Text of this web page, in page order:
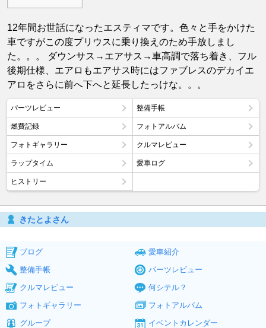
12年間お世話になったエスティマです。色々と手をかけた
車ですがこの度プリウスに乗り換えのため手放しまし
た。。。 ダウンサス→エアサス→車高調で落ち着き、フル
後期仕様、エアロもエアサス時にはファブレスのデカイエ
アロをさらに前へ下へと延長したっけな。。。
パーツレビュー 整備手帳
燃費記録 フォトアルバム
フォトギャラリー クルマレビュー
ラップタイム 愛車ログ
ヒストリー
きたとよさん
ブログ
愛車紹介
整備手帳
パーツレビュー
クルマレビュー
何シテル？
フォトギャラリー
フォトアルバム
グループ
イベントカレンダー